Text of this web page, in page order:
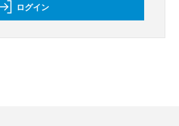
ログイン